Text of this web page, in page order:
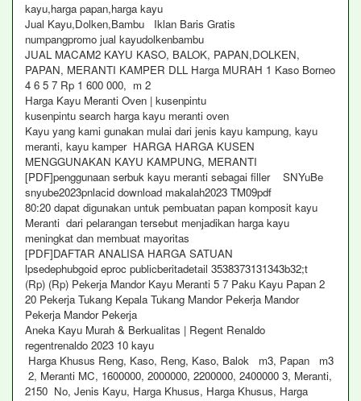
kayu,harga papan,harga kayu
Jual Kayu,Dolken,Bambu Iklan Baris Gratis
numpangpromo jual kayudolkenbambu
JUAL MACAM2 KAYU KASO, BALOK, PAPAN,DOLKEN,
PAPAN, MERANTI KAMPER DLL Harga MURAH 1 Kaso Borneo
4 6 5 7 Rp 1 600 000, m 2
Harga Kayu Meranti Oven | kusenpintu
kusenpintu search harga kayu meranti oven
Kayu yang kami gunakan mulai dari jenis kayu kampung, kayu
meranti, kayu kamper HARGA HARGA KUSEN
MENGGUNAKAN KAYU KAMPUNG, MERANTI
[PDF]penggunaan serbuk kayu meranti sebagai filler SNYuBe
snyube2023pnlacid download makalah2023 TM09pdf
80:20 dapat digunakan untuk pembuatan papan komposit kayu
Meranti dari pelarangan tersebut menjadikan harga kayu
meningkat dan membuat mayoritas
[PDF]DAFTAR ANALISA HARGA SATUAN
lpsedephubgoid eproc publicberitadetail 3538373131343b32;t
(Rp) (Rp) Pekerja Mandor Kayu Meranti 5 7 Paku Kayu Papan 2
20 Pekerja Tukang Kepala Tukang Mandor Pekerja Mandor
Pekerja Mandor Pekerja
Aneka Kayu Murah & Berkualitas | Regent Renaldo
regentrenaldo 2023 10 kayu
Harga Khusus Reng, Kaso, Reng, Kaso, Balok m3, Papan m3
2, Meranti MC, 1600000, 2000000, 2200000, 2400000 3, Meranti,
2150 No, Jenis Kayu, Harga Khusus, Harga Khusus, Harga